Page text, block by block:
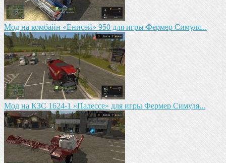
Мод на комбайн «Енисей» 950 для игры Фермер Симуля...
Мод на КЗС 1624-1 «Палессе» для игры Фермер Симуля...